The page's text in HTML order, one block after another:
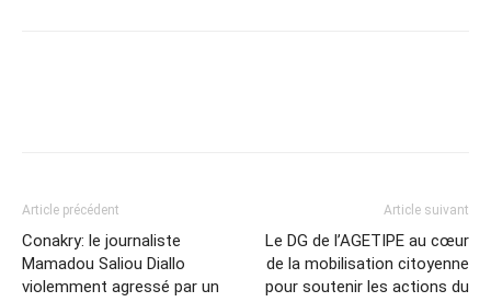
Article précédent
Conakry: le journaliste
Mamadou Saliou Diallo
violemment agressé par un
Article suivant
Le DG de l’AGETIPE au cœur
de la mobilisation citoyenne
pour soutenir les actions du